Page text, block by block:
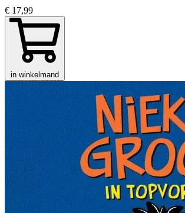
€ 17,99
in winkelmand